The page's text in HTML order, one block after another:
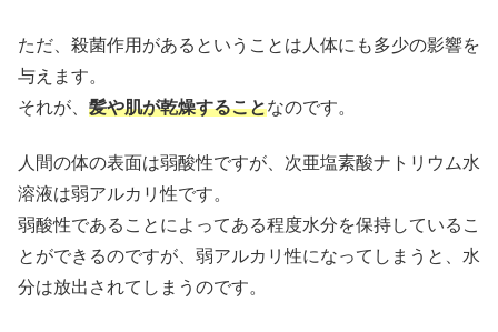
ただ、殺菌作用があるということは人体にも多少の影響を
与えます。
それが、 髪や肌が乾燥することなのです。
人間の体の表面は弱酸性ですが、次亜塩素酸ナトリウム水
溶液は弱アルカリ性です。
弱酸性であることによってある程度水分を保持しているこ
とができるのですが、弱アルカリ性になってしまうと、水
分は放出されてしまうのです。